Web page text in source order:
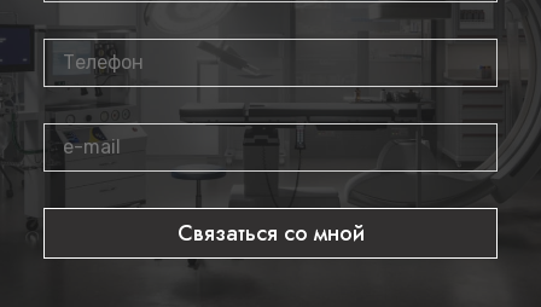
Связаться со мной